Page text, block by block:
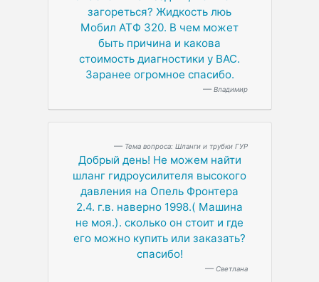
загореться? Жидкость люь
Мобил АТФ 320. В чем может
быть причина и какова
стоимость диагностики у ВАС.
Заранее огромное спасибо.
Владимир
Тема вопроса: Шланги и трубки ГУР
Добрый день! Не можем найти
шланг гидроусилителя высокого
давления на Опель Фронтера
2.4. г.в. наверно 1998.( Машина
не моя.). сколько он стоит и где
его можно купить или заказать?
спасибо!
Светлана